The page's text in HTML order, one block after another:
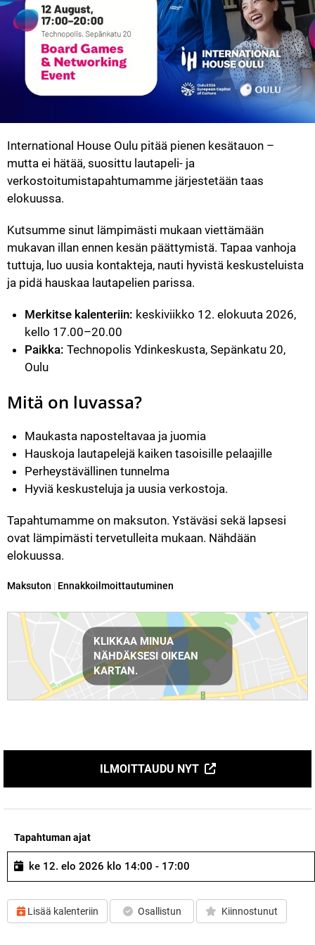
International House Oulu pitää pienen kesätauon –
mutta ei hätää, suosittu lautapeli- ja
verkostoitumistapahtumamme järjestetään taas
elokuussa.
Kutsumme sinut lämpimästi mukaan viettämään
mukavan illan ennen kesän päättymistä. Tapaa vanhoja
tuttuja, luo uusia kontakteja, nauti hyvistä keskusteluista
ja pidä hauskaa lautapelien parissa.
Merkitse kalenteriin: keskiviikko 12. elokuuta 2026,
kello 17.00–20.00
Paikka: Technopolis Ydinkeskusta, Sepänkatu 20,
Oulu
Mitä on luvassa?
Maukasta naposteltavaa ja juomia
Hauskoja lautapelejä kaiken tasoisille pelaajille
Perheystävällinen tunnelma
Hyviä keskusteluja ja uusia verkostoja.
Tapahtumamme on maksuton. Ystäväsi sekä lapsesi
ovat lämpimästi tervetulleita mukaan. Nähdään
elokuussa.
Kategoria:
Maksuton | Ennakkoilmoittautuminen
Reittiohjeet
KLIKKAA MINUA
NÄHDÄKSESI OIKEAN
KARTAN.
ILMOITTAUDU NYT
Tapahtuman ajat
ke 12. elo 2026 klo 14:00 - 17:00
Lisää kalenteriin Osallistun Kiinnostunut